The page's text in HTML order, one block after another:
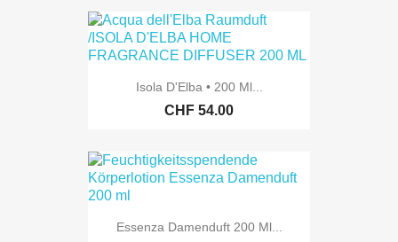
Isola D'Elba • 200 Ml...
CHF 54.00
Essenza Damenduft 200 Ml...